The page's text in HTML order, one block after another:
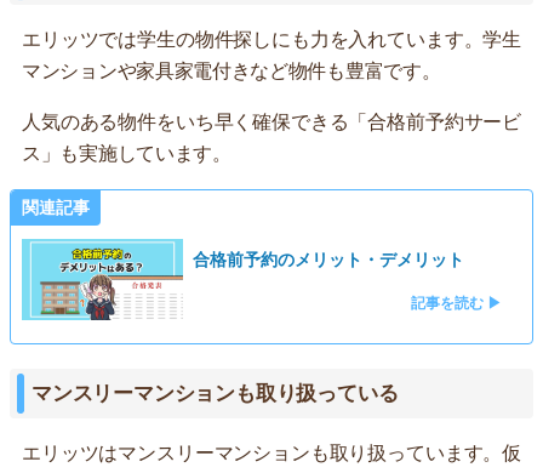
エリッツでは学生の物件探しにも力を入れています。学生
マンションや家具家電付きなど物件も豊富です。
人気のある物件をいち早く確保できる「合格前予約サービ
ス」も実施しています。
関連記事
合格前予約のメリット・デメリット
記事を読む ▶
マンスリーマンションも取り扱っている
エリッツはマンスリーマンションも取り扱っています。仮